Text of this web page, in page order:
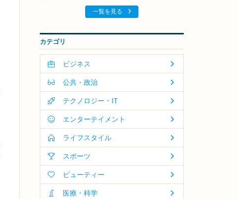
一覧を見る
カテゴリ
ビジネス
公共・政治
テクノロジー・IT
エンターテイメント
ライフスタイル
スポーツ
ビューティー
医療・科学